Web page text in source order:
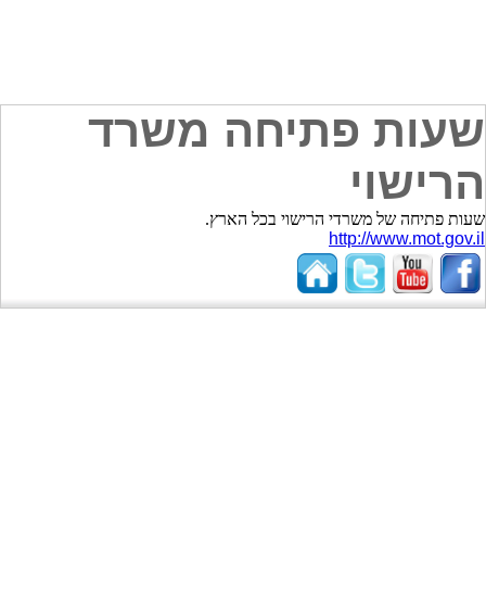
שעות פתיחה משרד
הרישוי
שעות פתיחה של משרדי הרישוי בכל הארץ.
http://www.mot.gov.il